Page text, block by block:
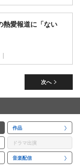
熱愛報道に「ない
次へ
作品
ドラマ出演
音楽配信